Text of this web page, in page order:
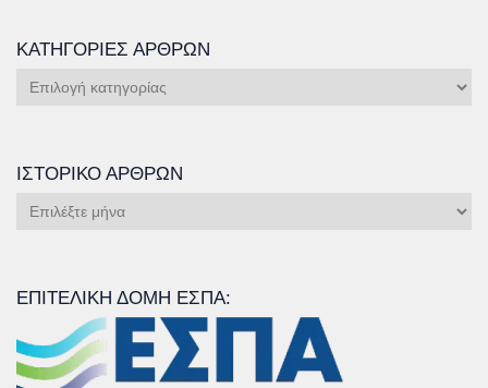
ΚΑΤΗΓΟΡΊΕΣ ΆΡΘΡΩΝ
Κατηγορίες
ΙΣΤΟΡΙΚΌ ΆΡΘΡΩΝ
Ιστορικό
ΕΠΙΤΕΛΙΚΉ ΔΟΜΉ ΕΣΠΑ: